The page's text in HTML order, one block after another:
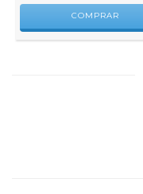
COMPRAR